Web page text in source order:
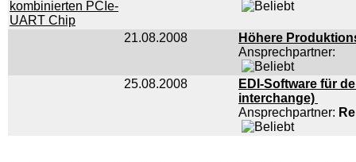
21.08.2008
Höhere
Ansprechpartner:
25.08.2008
EDI-Software für
interchange)
Ansprechpartner: